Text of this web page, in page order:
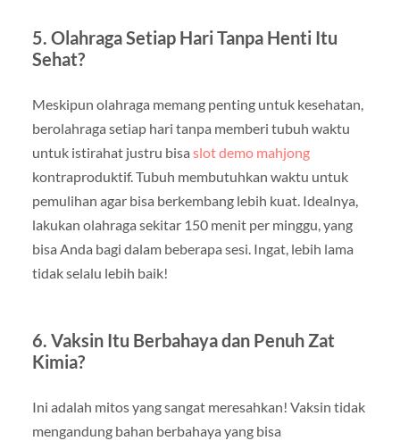
5. Olahraga Setiap Hari Tanpa Henti Itu
Sehat?
Meskipun olahraga memang penting untuk kesehatan,
berolahraga setiap hari tanpa memberi tubuh waktu
untuk istirahat justru bisa slot demo mahjong
kontraproduktif. Tubuh membutuhkan waktu untuk
pemulihan agar bisa berkembang lebih kuat. Idealnya,
lakukan olahraga sekitar 150 menit per minggu, yang
bisa Anda bagi dalam beberapa sesi. Ingat, lebih lama
tidak selalu lebih baik!
6. Vaksin Itu Berbahaya dan Penuh Zat
Kimia?
Ini adalah mitos yang sangat meresahkan! Vaksin tidak
mengandung bahan berbahaya yang bisa